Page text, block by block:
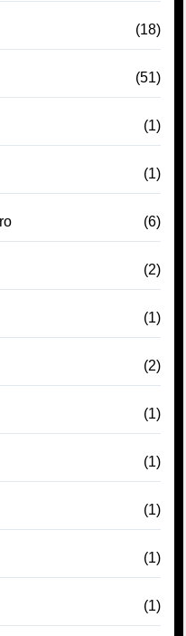
(18)
(51)
(1)
(1)
(6)
(2)
(1)
(2)
(1)
(1)
(1)
(1)
(1)